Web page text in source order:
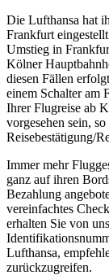
Die Lufthansa hat
Frankfurt
Umstieg in
Kölner
diesen Fällen
einem Schalter am
Ihrer Flugreise ab
vorgesehen sein,
Reisebestätigung/
Immer mehr
ganz auf ihren
Bezahlung
vereinfachtes
erhalten Sie von
Lufthansa,
zurückzugreifen.